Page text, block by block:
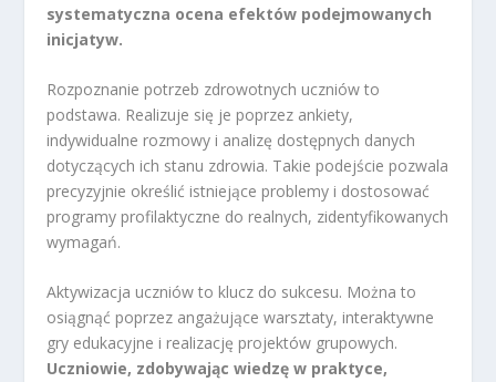
systematyczna ocena efektów podejmowanych
inicjatyw.
Rozpoznanie potrzeb zdrowotnych uczniów to
podstawa. Realizuje się je poprzez ankiety,
indywidualne rozmowy i analizę dostępnych danych
dotyczących ich stanu zdrowia. Takie podejście pozwala
precyzyjnie określić istniejące problemy i dostosować
programy profilaktyczne do realnych, zidentyfikowanych
wymagań.
Aktywizacja uczniów to klucz do sukcesu. Można to
osiągnąć poprzez angażujące warsztaty, interaktywne
gry edukacyjne i realizację projektów grupowych.
Uczniowie, zdobywając wiedzę w praktyce,